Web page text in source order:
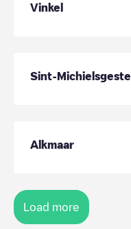
Vinkel
Sint-Michielsgestel
Alkmaar
Load more